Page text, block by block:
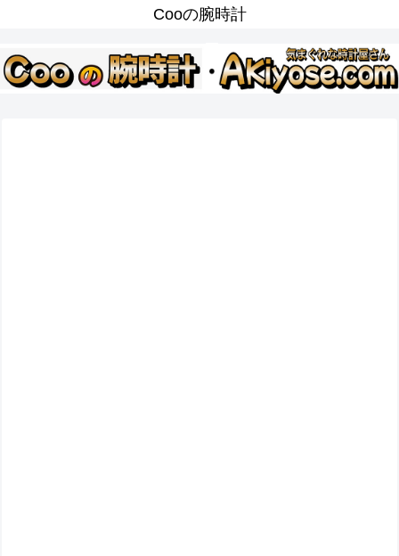
Cooの腕時計